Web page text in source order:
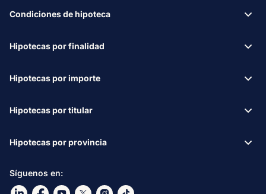
Síguenos en:
Ir a nuestro Linkdin
Ir a nuestro Facebook
Ir a nuestro canal de Youtube
Ir a nuestro X
Ir a nuestro Instagram
Ir a nuestro TikTok
Condiciones de hipoteca
Hipotecas por finalidad
Hipotecas por importe
Hipotecas por titular
Hipotecas por provincia